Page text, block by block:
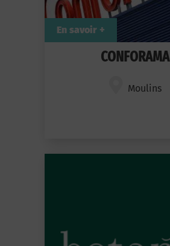
CONFORAMA
Moulins
En savoir +